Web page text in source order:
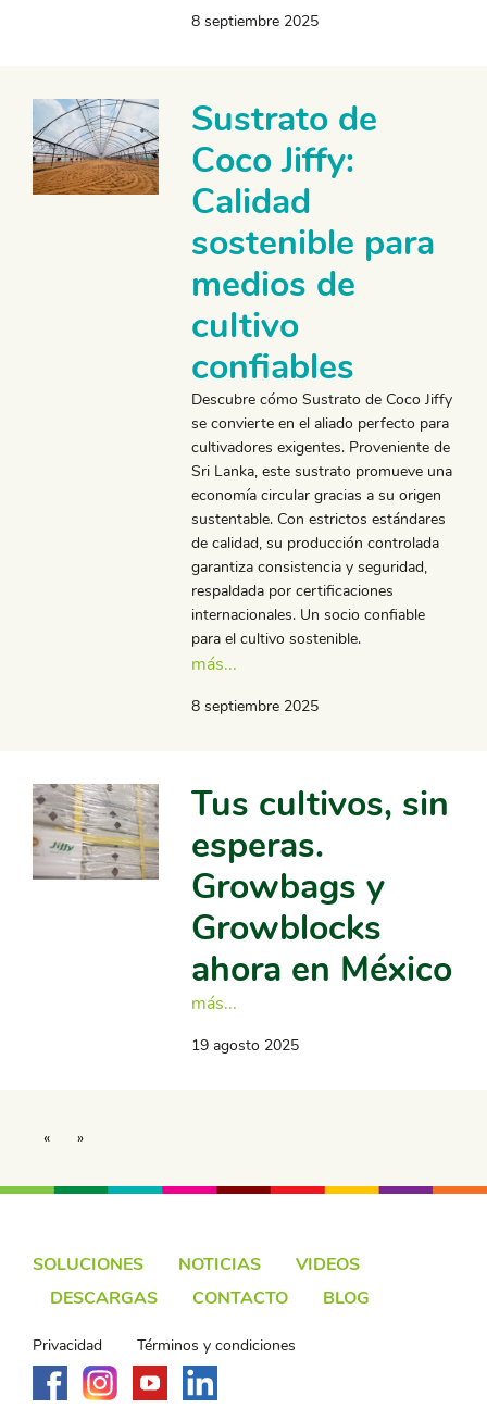
8 septiembre 2025
Sustrato de
Coco Jiffy:
Calidad
sostenible para
medios de
cultivo
confiables
Descubre cómo Sustrato de Coco Jiffy
se convierte en el aliado perfecto para
cultivadores exigentes. Proveniente de
Sri Lanka, este sustrato promueve una
economía circular gracias a su origen
sustentable. Con estrictos estándares
de calidad, su producción controlada
garantiza consistencia y seguridad,
respaldada por certificaciones
internacionales. Un socio confiable
para el cultivo sostenible.
más...
8 septiembre 2025
Tus cultivos, sin
esperas.
Growbags y
Growblocks
ahora en México
más...
19 agosto 2025
« »
SOLUCIONES NOTICIAS
VIDEOS
DESCARGAS
CONTACTO BLOG
Privacidad Términos y condiciones